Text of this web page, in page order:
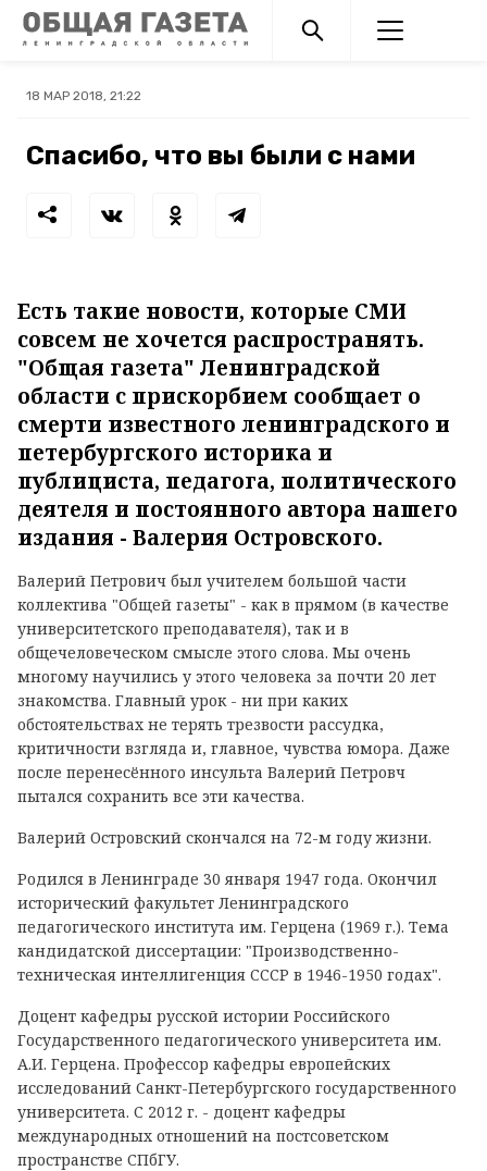
18 МАР 2018, 21:22
Спасибо, что вы были с нами
Есть такие новости, которые СМИ
совсем не хочется распространять.
"Общая газета" Ленинградской
области с прискорбием сообщает о
смерти известного ленинградского и
петербургского историка и
публициста, педагога, политического
деятеля и постоянного автора нашего
издания - Валерия Островского.
Валерий Петрович был учителем большой части
коллектива "Общей газеты" - как в прямом (в качестве
университетского преподавателя), так и в
общечеловеческом смысле этого слова. Мы очень
многому научились у этого человека за почти 20 лет
знакомства. Главный урок - ни при каких
обстоятельствах не терять трезвости рассудка,
критичности взгляда и, главное, чувства юмора. Даже
после перенесённого инсульта Валерий Петровч
пытался сохранить все эти качества.
Валерий Островский скончался на 72-м году жизни.
Родился в Ленинграде 30 января 1947 года. Окончил
исторический факультет Ленинградского
педагогического института им. Герцена (1969 г.). Тема
кандидатской диссертации: "Производственно-
техническая интеллигенция СССР в 1946-1950 годах".
Доцент кафедры русской истории Российского
Государственного педагогического университета им.
А.И. Герцена. Профессор кафедры европейских
исследований Санкт-Петербургского государственного
университета. С 2012 г. - доцент кафедры
международных отношений на постсоветском
пространстве СПбГУ.